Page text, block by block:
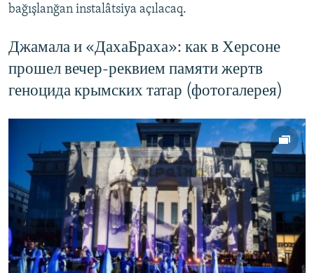
bağışlanğan instalâtsiya açılacaq.
Джамала и «ДахаБраха»: как в Херсоне
прошел вечер-реквием памяти жертв
геноцида крымских татар (фотогалерея)